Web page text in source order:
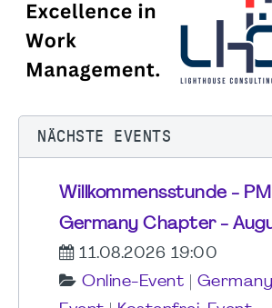
NÄCHSTE EVENTS
Willkommensstunde - PMI
Germany Chapter -
11.08.2026 19:00
Online-Event